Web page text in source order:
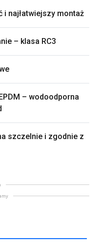
i najłatwiejszy montaż
– klasa RC3
– wodoodporna
szczelnie i zgodnie z